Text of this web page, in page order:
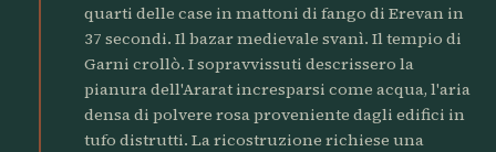
quarti delle case in mattoni di fango di Erevan in
37 secondi. Il bazar medievale svanì. Il tempio di
Garni crollò. I sopravvissuti descrissero la
pianura dell'Ararat incresparsi come acqua, l'aria
densa di polvere rosa proveniente dagli edifici in
tufo distrutti. La ricostruzione richiese una